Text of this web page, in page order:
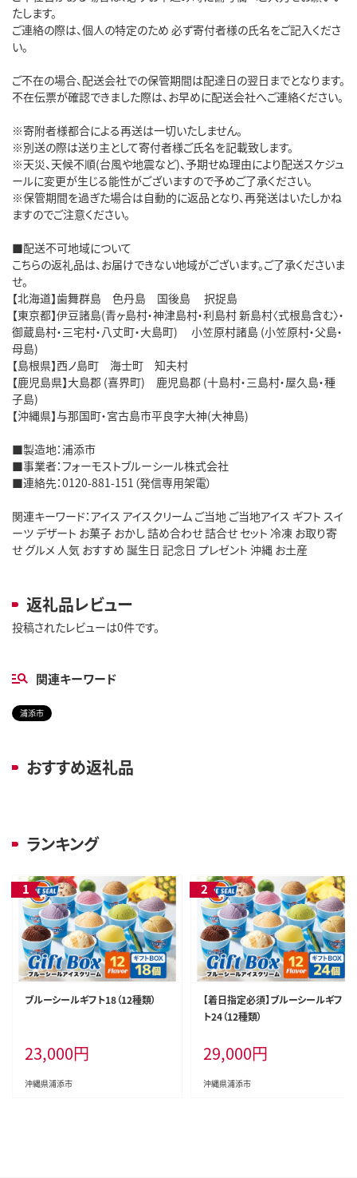
たします。
ご連絡の際は、個人の特定のため 必ず寄付者様の氏名をご記入くださ
い。
ご不在の場合、配送会社での保管期間は配達日の翌日までとなります。
不在伝票が確認できました際は、お早めに配送会社へご連絡ください。
※寄附者様都合による再送は一切いたしません。
※別送の際は送り主として寄付者様ご氏名を記載致します。
※天災、天候不順(台風や地震など)、予期せぬ理由により配送スケジュ
ールに変更が生じる能性がございますので予めご了承ください。
※保管期間を過ぎた場合は自動的に返品となり、再発送はいたしかね
ますのでご注意ください。
■配送不可地域について
こちらの返礼品は、お届けできない地域がございます。ご了承くださいま
せ。
【北海道】歯舞群島 色丹島 国後島 択捉島
【東京都】伊豆諸島(青ヶ島村・神津島村・利島村 新島村〈式根島含む〉・
御蔵島村・三宅村・八丈町・大島町) 小笠原村諸島 (小笠原村・父島・
母島)
【島根県】西ノ島町 海士町 知夫村
【鹿児島県】大島郡 (喜界町) 鹿児島郡 (十島村・三島村・屋久島・種
子島)
【沖縄県】与那国町・宮古島市平良字大神(大神島)
■製造地：浦添市
■事業者：フォーモストブルーシール株式会社
■連絡先：0120-881-151（発信専用架電）
関連キーワード：アイス アイスクリーム ご当地 ご当地アイス ギフト スイ
ーツ デザート お菓子 おかし 詰め合わせ 詰合せ セット 冷凍 お取り寄
せ グルメ 人気 おすすめ 誕生日 記念日 プレゼント 沖縄 お土産
返礼品レビュー
投稿されたレビューは0件です。
関連キーワード
浦添市
おすすめ返礼品
ランキング
ブルーシールギフト18（12種類）
23,000円
沖縄県浦添市
【着日指定必須】ブルーシールギフ
ト24（12種類）
29,000円
沖縄県浦添市